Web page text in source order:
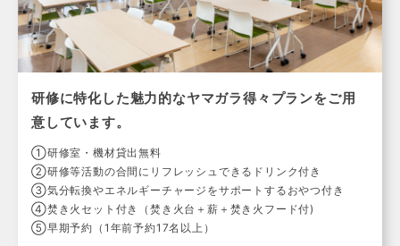
研修に特化した魅力的なヤマガラ得々プランをご用
意しています。
①研修室・機材貸出無料
②研修等活動の合間にリフレッシュできるドリンク付き
③気分転換やエネルギーチャージをサポートするおやつ付き
④焚き火セット付き（焚き火台＋薪＋焚き火フード付)
⑤早期予約（1年前予約17名以上）